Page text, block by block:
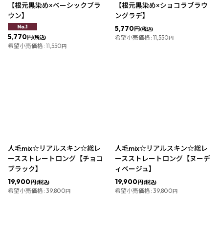
【根元黒染め×ベーシックブラ
ウン】
5,770円(税込)
希望小売価格 : 11,550 円
【根元黒染め×ショコラブラウ
ングラデ】
5,770円(税込)
希望小売価格 : 11,550円
人毛mix☆リアルスキン☆総レ
ースストレートロング【チョコ
ブラック】
19,900円(税込)
希望小売価格 : 39,800 円
人毛mix☆リアルスキン☆総レ
ースストレートロング【ヌーデ
ィベージュ】
19,900円(税込)
希望小売価格 : 39,800 円